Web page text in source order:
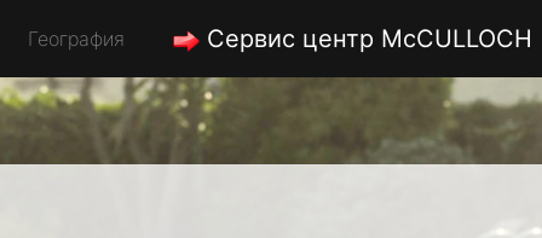
География Сервис центр McCULLOCH